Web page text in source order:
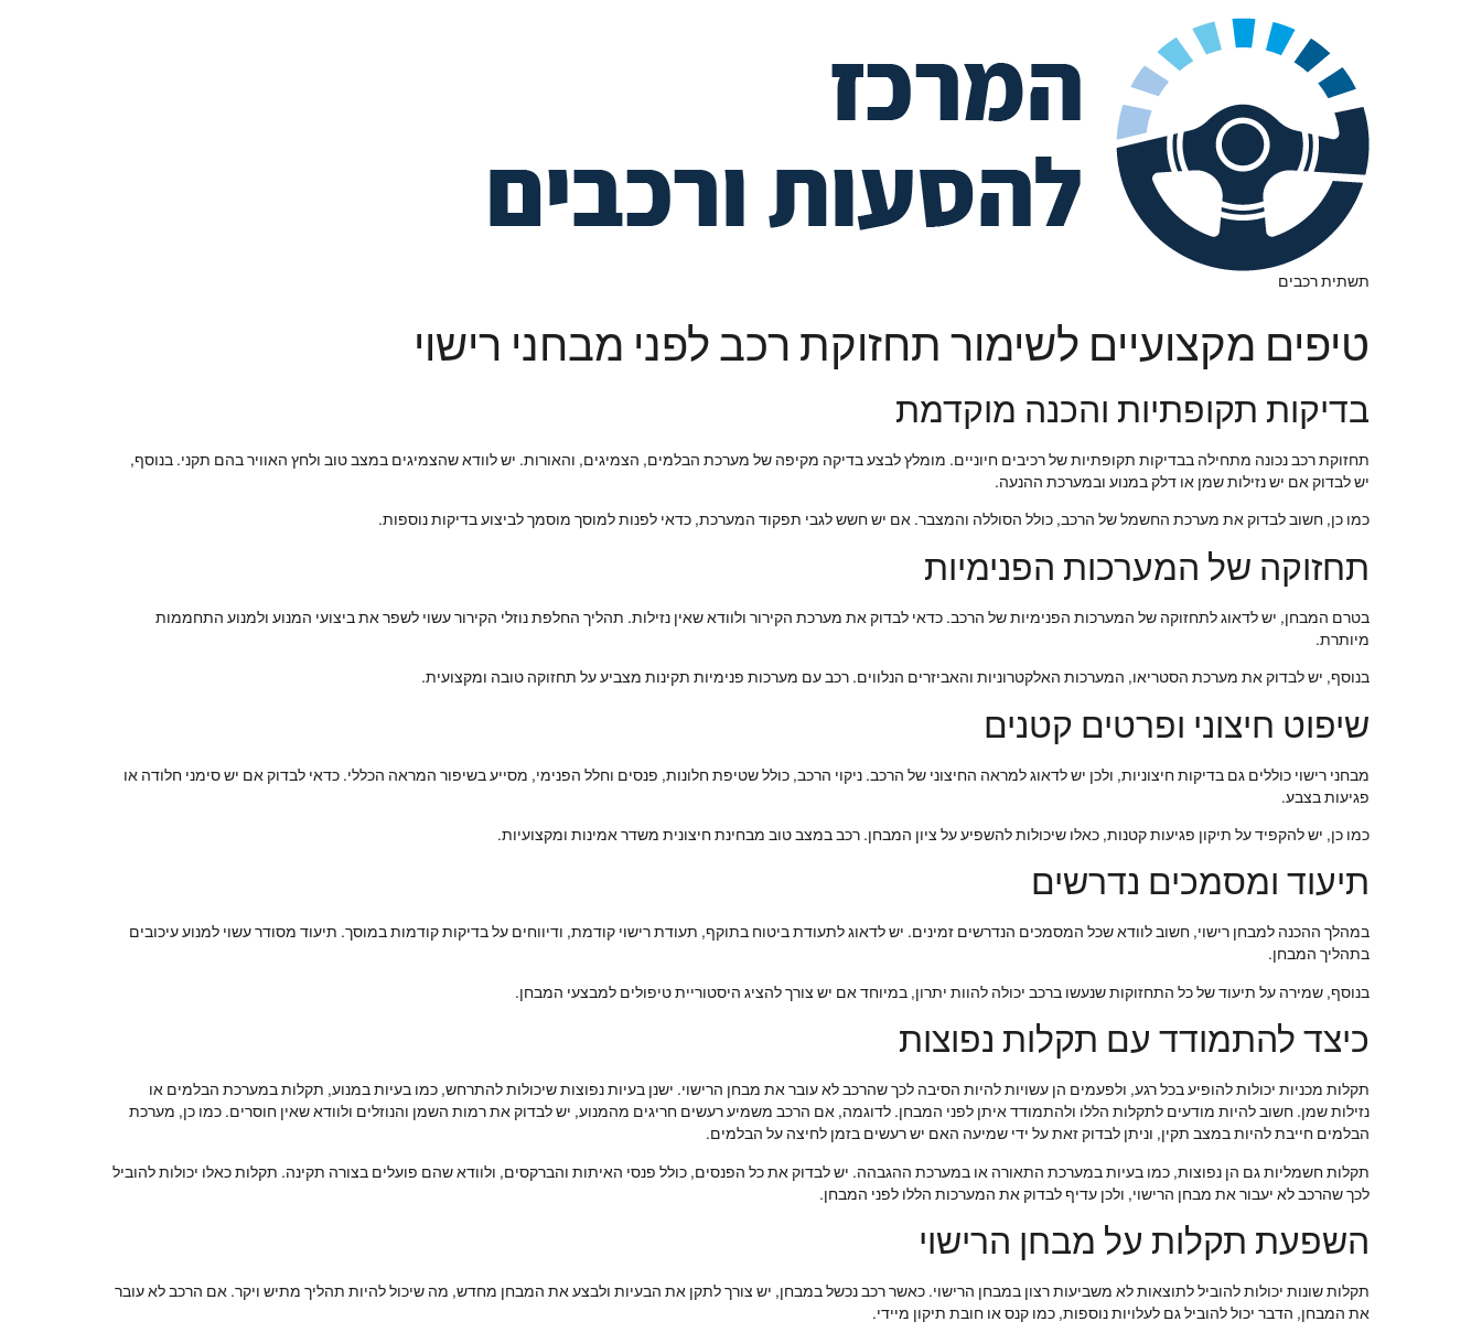
תשתית רכבים
טיפים מקצועיים לשימור תחזוקת רכב לפני מבחני רישוי
בדיקות תקופתיות והכנה מוקדמת
תחזוקת רכב נכונה מתחילה בבדיקות תקופתיות של רכיבים חיוניים. מומלץ לבצע בדיקה מקיפה של מערכת הבלמים, הצמיגים, והאורות. יש לוודא שהצמיגים במצב טוב ולחץ האוויר בהם תקני. בנוסף,
יש לבדוק אם יש נזילות שמן או דלק במנוע ובמערכת ההנעה.
כמו כן, חשוב לבדוק את מערכת החשמל של הרכב, כולל הסוללה והמצבר. אם יש חשש לגבי תפקוד המערכת, כדאי לפנות למוסך מוסמך לביצוע בדיקות נוספות.
תחזוקה של המערכות הפנימיות
בטרם המבחן, יש לדאוג לתחזוקה של המערכות הפנימיות של הרכב. כדאי לבדוק את מערכת הקירור ולוודא שאין נזילות. תהליך החלפת נוזלי הקירור עשוי לשפר את ביצועי המנוע ולמנוע התחממות
מיותרת.
בנוסף, יש לבדוק את מערכת הסטריאו, המערכות האלקטרוניות והאביזרים הנלווים. רכב עם מערכות פנימיות תקינות מצביע על תחזוקה טובה ומקצועית.
שיפוט חיצוני ופרטים קטנים
מבחני רישוי כוללים גם בדיקות חיצוניות, ולכן יש לדאוג למראה החיצוני של הרכב. ניקוי הרכב, כולל שטיפת חלונות, פנסים וחלל הפנימי, מסייע בשיפור המראה הכללי. כדאי לבדוק אם יש סימני חלודה או
פגיעות בצבע.
כמו כן, יש להקפיד על תיקון פגיעות קטנות, כאלו שיכולות להשפיע על ציון המבחן. רכב במצב טוב מבחינת חיצונית משדר אמינות ומקצועיות.
תיעוד ומסמכים נדרשים
במהלך ההכנה למבחן רישוי, חשוב לוודא שכל המסמכים הנדרשים זמינים. יש לדאוג לתעודת ביטוח בתוקף, תעודת רישוי קודמת, ודיווחים על בדיקות קודמות במוסך. תיעוד מסודר עשוי למנוע עיכובים
בתהליך המבחן.
בנוסף, שמירה על תיעוד של כל התחזוקות שנעשו ברכב יכולה להוות יתרון, במיוחד אם יש צורך להציג היסטוריית טיפולים למבצעי המבחן.
כיצד להתמודד עם תקלות נפוצות
תקלות מכניות יכולות להופיע בכל רגע, ולפעמים הן עשויות להיות הסיבה לכך שהרכב לא עובר את מבחן הרישוי. ישנן בעיות נפוצות שיכולות להתרחש, כמו בעיות במנוע, תקלות במערכת הבלמים או
נזילות שמן. חשוב להיות מודעים לתקלות הללו ולהתמודד איתן לפני המבחן. לדוגמה, אם הרכב משמיע רעשים חריגים מהמנוע, יש לבדוק את רמות השמן והנוזלים ולוודא שאין חוסרים. כמו כן, מערכת
הבלמים חייבת להיות במצב תקין, וניתן לבדוק זאת על ידי שמיעה האם יש רעשים בזמן לחיצה על הבלמים.
תקלות חשמליות גם הן נפוצות, כמו בעיות במערכת התאורה או במערכת ההגבהה. יש לבדוק את כל הפנסים, כולל פנסי האיתות והברקסים, ולוודא שהם פועלים בצורה תקינה. תקלות כאלו יכולות להוביל
לכך שהרכב לא יעבור את מבחן הרישוי, ולכן עדיף לבדוק את המערכות הללו לפני המבחן.
השפעת תקלות על מבחן הרישוי
תקלות שונות יכולות להוביל לתוצאות לא משביעות רצון במבחן הרישוי. כאשר רכב נכשל במבחן, יש צורך לתקן את הבעיות ולבצע את המבחן מחדש, מה שיכול להיות תהליך מתיש ויקר. אם הרכב לא עובר
את המבחן, הדבר יכול להוביל גם לעלויות נוספות, כמו קנס או חובת תיקון מיידי.